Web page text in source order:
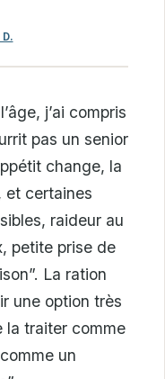
j’ai compris
pas un senior
change, la
et certaines
raideur au
petite prise de
La ration
une option très
la traiter comme
un